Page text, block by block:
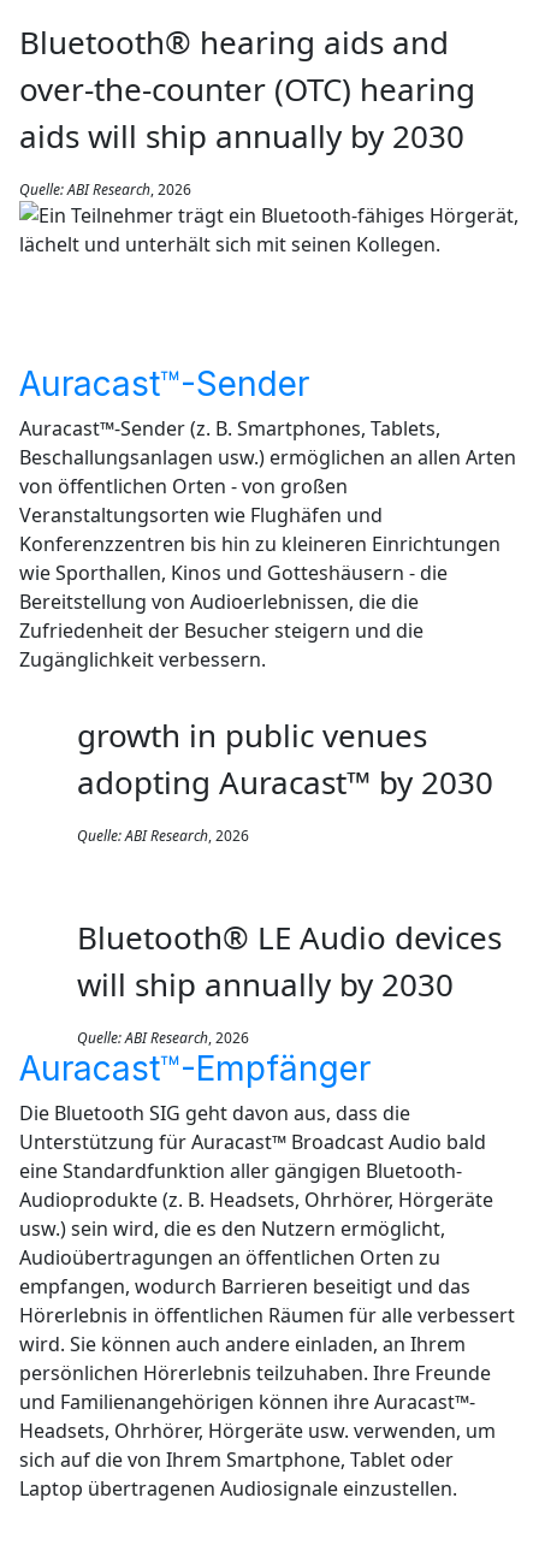
Bluetooth® hearing aids and
over-the-counter (OTC) hearing
aids will ship annually by 2030
Quelle: ABI Research, 2026
Auracast™-Sender
Auracast™-Sender (z. B. Smartphones, Tablets,
Beschallungsanlagen usw.) ermöglichen an allen Arten
von öffentlichen Orten - von großen
Veranstaltungsorten wie Flughäfen und
Konferenzzentren bis hin zu kleineren Einrichtungen
wie Sporthallen, Kinos und Gotteshäusern - die
Bereitstellung von Audioerlebnissen, die die
Zufriedenheit der Besucher steigern und die
Zugänglichkeit verbessern.
growth in public venues
adopting Auracast™ by 2030
Quelle:ABI Research, 2026
Bluetooth® LE Audio devices
will ship annually by 2030
Quelle:ABI Research, 2026
Auracast™-Empfänger
Die Bluetooth SIG geht davon aus, dass die
Unterstützung für Auracast™ Broadcast Audio bald
eine Standardfunktion aller gängigen Bluetooth-
Audioprodukte (z. B. Headsets, Ohrhörer, Hörgeräte
usw.) sein wird, die es den Nutzern ermöglicht,
Audioübertragungen an öffentlichen Orten zu
empfangen, wodurch Barrieren beseitigt und das
Hörerlebnis in öffentlichen Räumen für alle verbessert
wird. Sie können auch andere einladen, an Ihrem
persönlichen Hörerlebnis teilzuhaben. Ihre Freunde
und Familienangehörigen können ihre Auracast™-
Headsets, Ohrhörer, Hörgeräte usw. verwenden, um
sich auf die von Ihrem Smartphone, Tablet oder
Laptop übertragenen Audiosignale einzustellen.